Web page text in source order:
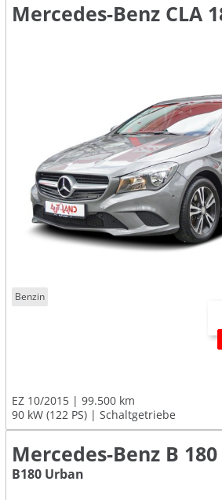
Benzin
EZ 10/2015
99.500 km
90 kW (122 PS)
Schaltgetriebe
Mercedes-Benz B 180
B180 Urban